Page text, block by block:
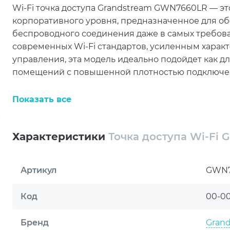
Wi-Fi точка доступа Grandstream GWN7660LR —
корпоративного уровня, предназначенное для
беспроводного соединения даже в самых
современных Wi-Fi стандартов, усиленным
управления, эта модель идеально подойдет как
помещений с повышенной плотностью
критически важно для современных задач —
больших объемов данных.
Кроме того, поддержка частот 2.4 ГГц и 5 ГГц
Для защиты сетевых соединений Grandstream
поддержку WPS для удобного подключения
Показать все
Характеристики Точка доступа Wi-Fi
Артикул
Код 00-
Бренд